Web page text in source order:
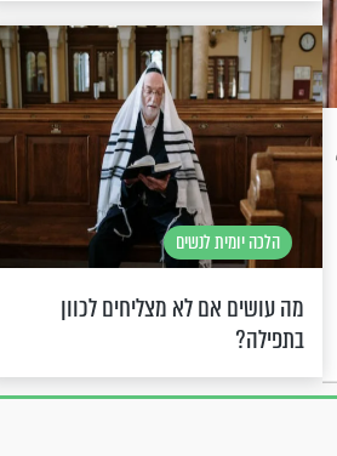
הלכה יומית לנשים
מה עושים אם לא מצליחים לכוון
בתפילה?